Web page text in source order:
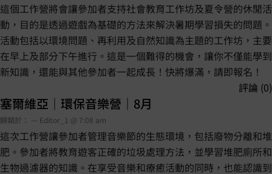
這個工作營將會讓參加者支持社會教育工作坊及夏令營的休閒活
動，目的是透過遊戲為基礎的方法來解決暑期學習損失的問題。
活動包括以環境問題、再利用及自然知識為主題的工作坊，主要
在早上及部分下午進行。這是一個難得的機會，讓你不僅能學到
新知識，還能與其他參加者一起成長！快將爆滿，請即報名！
評論 (0)
塞爾維亞｜環保音樂營｜8月
歸類於： — Editor_1 @ 7:08 am
這次工作營讓參加者管理音樂節的生態環境，包括廢物分離和堆
肥。參加者將教育遊客正確的垃圾處理方法，並學習堆肥廁所和
生物過濾器的知識。在享受音樂和療癒活動的同時，也能認識到